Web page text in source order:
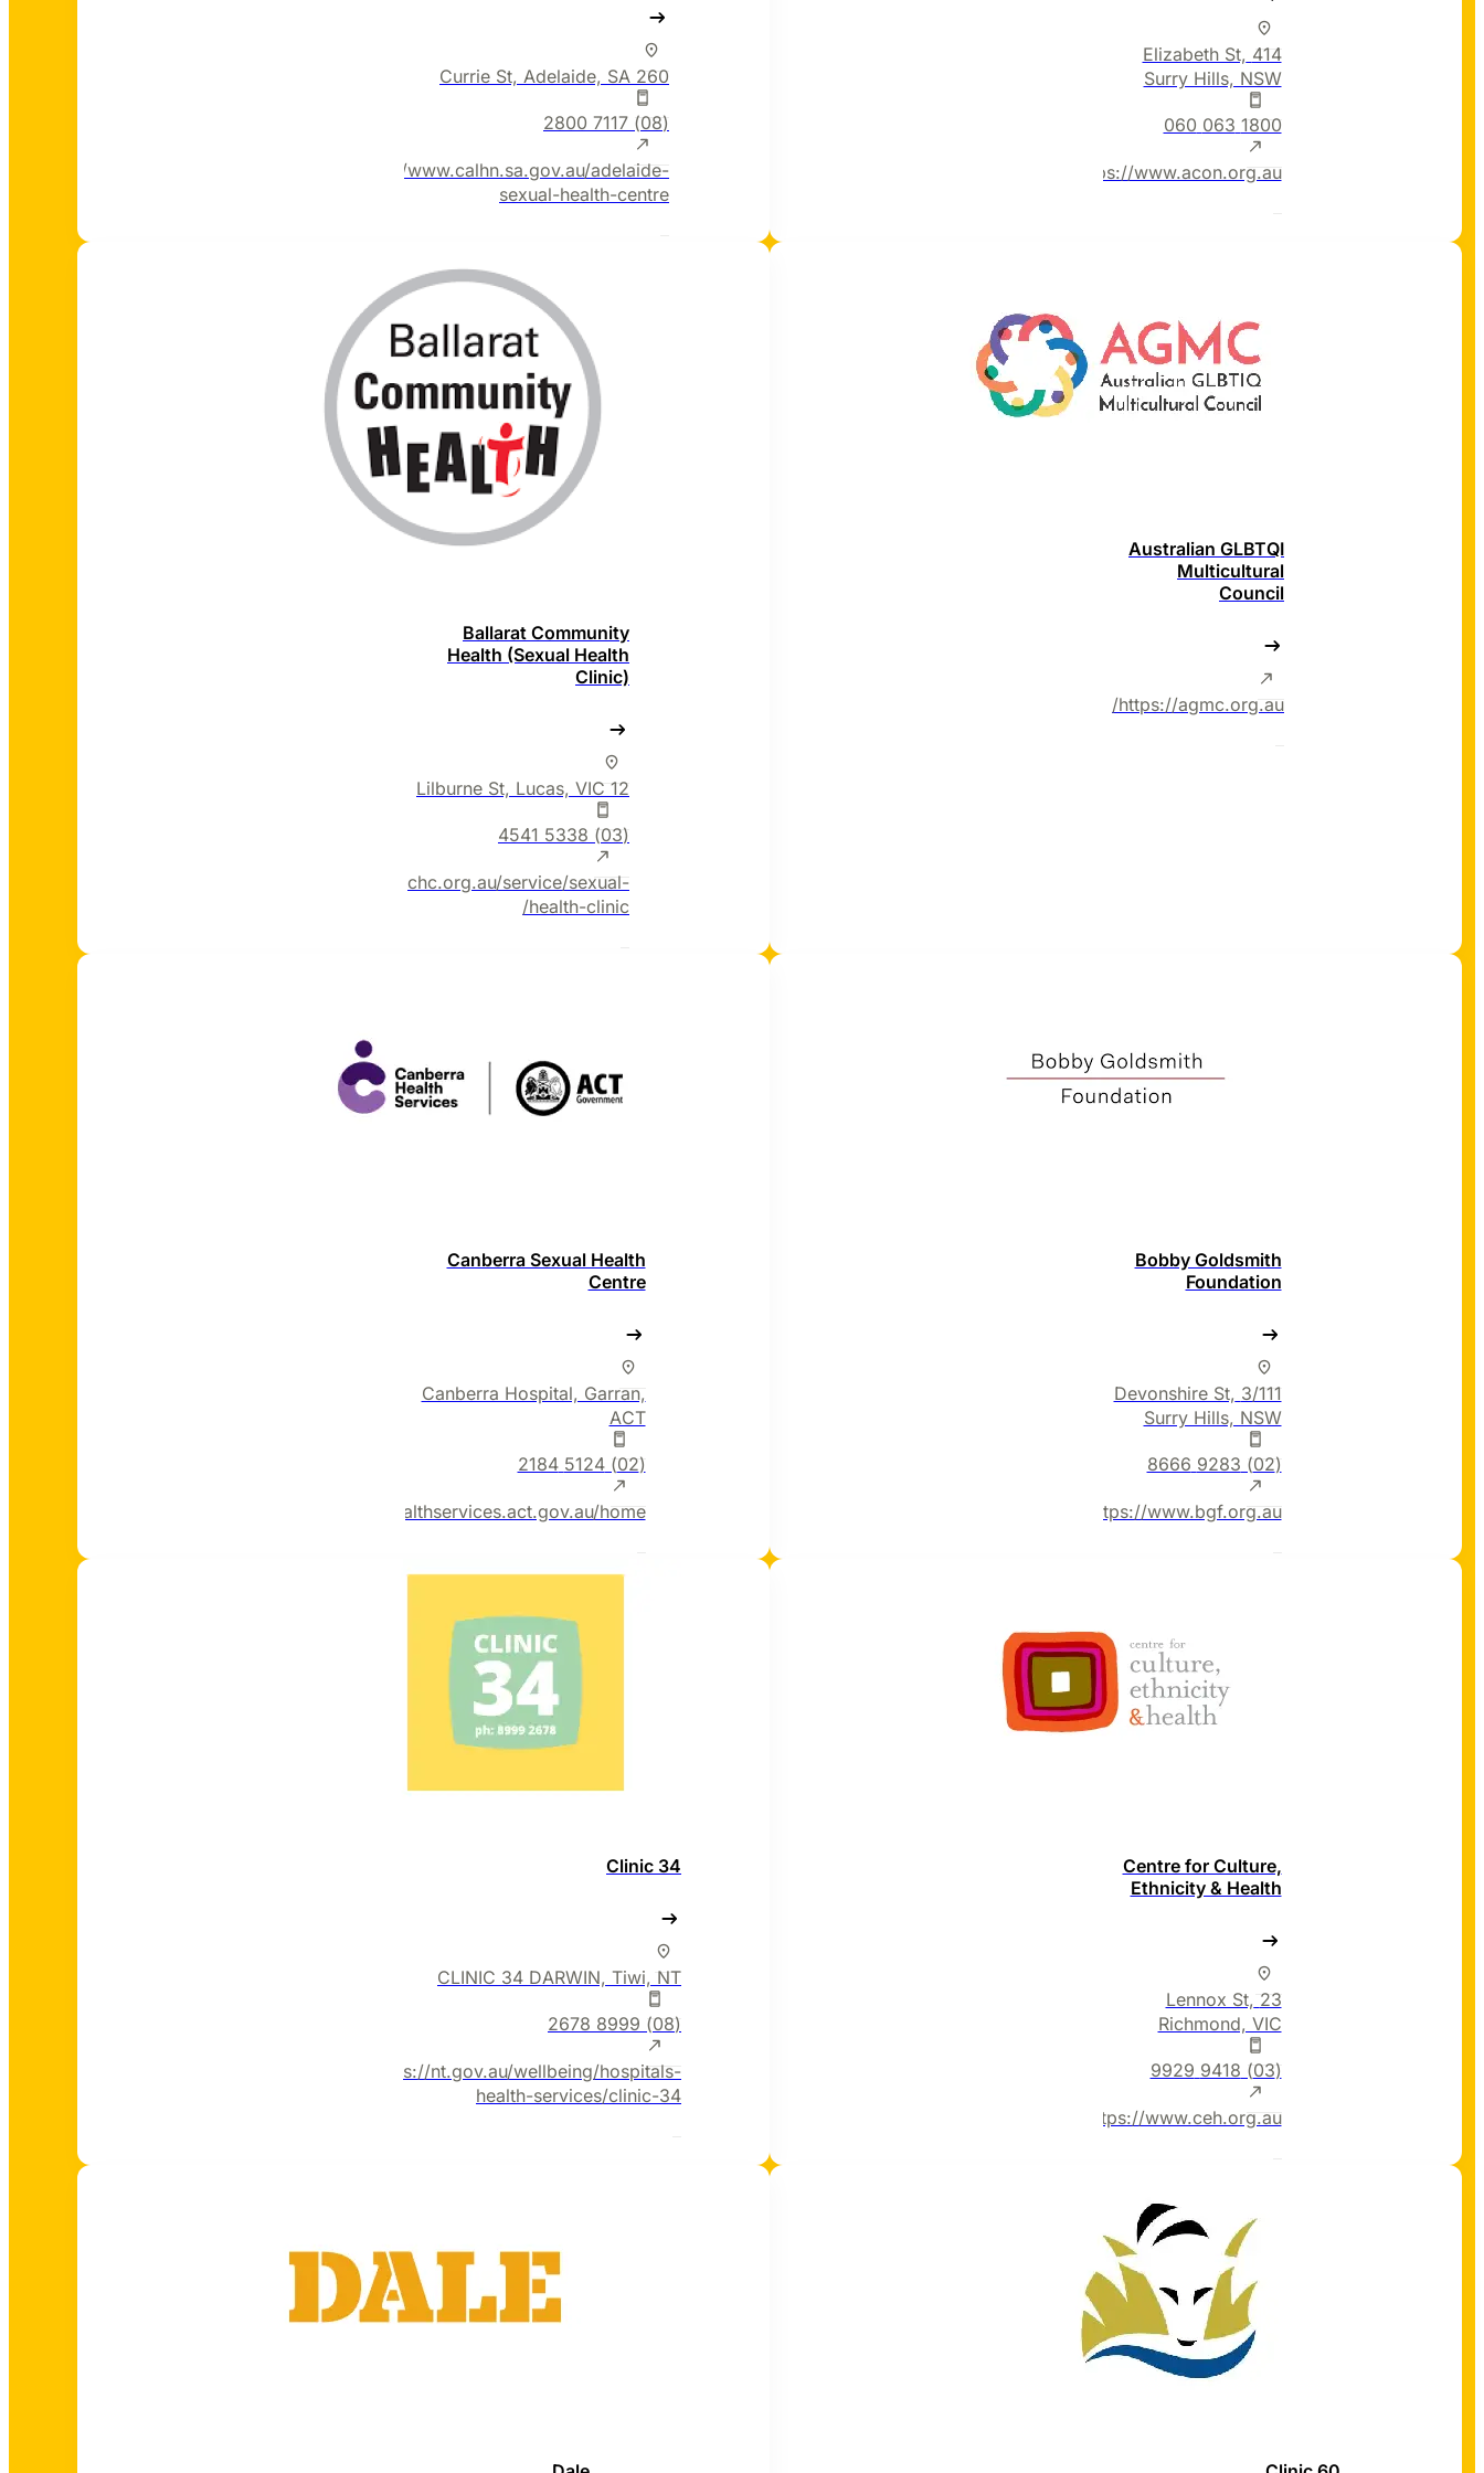
414 Elizabeth St,
Surry Hills, NSW
1800 063 060
https://www.acon.org.au/
260 Currie St, Adelaide, SA
(08) 7117 2800
https://www.calhn.sa.gov.au/adelaide-
sexual-health-centre
Australian GLBTQI
Multicultural
Council
https://agmc.org.au/
Ballarat Community
Health (Sexual Health
Clinic)
12 Lilburne St, Lucas, VIC
(03) 5338 4541
https://bchc.org.au/service/sexual-
health-clinic/
Bobby Goldsmith
Foundation
3/111 Devonshire St,
Surry Hills, NSW
(02) 9283 8666
https://www.bgf.org.au/
Canberra Sexual Health
Centre
Canberra Hospital, Garran,
ACT
(02) 5124 2184
https://www.canberrahealthservices.act.gov.au/home
Centre for Culture,
Ethnicity & Health
23 Lennox St,
Richmond, VIC
(03) 9418 9929
https://www.ceh.org.au/
Clinic 34
CLINIC 34 DARWIN, Tiwi, NT
(08) 8999 2678
https://nt.gov.au/wellbeing/hospitals-
health-services/clinic-34